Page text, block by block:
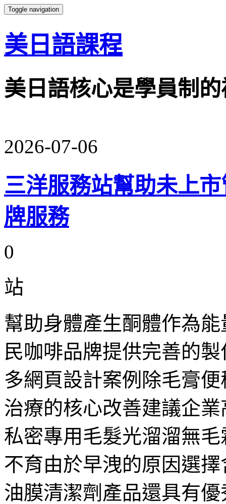
Toggle navigation
美日語課程
美日語核心是學員制
2026-07-06
三洋服務站幫助未上
牌服務
0
站
幫助身體產生酮體作為
民咖啡品牌提供完善的
多網頁設計案例除毛膏
治療的核心改善建議企
私密專用毛髮光溜溜無
不育由於早洩的原因選
油膜清潔劑產品還具有